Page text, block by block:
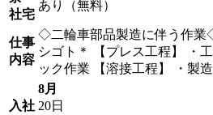
社宅
あり（無料）
仕事
内容
◇二輪車部品製造に伴う作業
シゴト＊ 【プレス工程】 ・
ック作業 【溶接工程】 ・製
入社
8月
20日